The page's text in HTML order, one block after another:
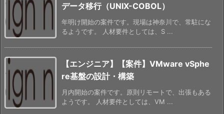
データ移行（UNIX-COBOL）
年明け開始の案件です。現場は神奈川で、常駐にな
るようです。 人材要件としては、S ...
【エンジニア】【案件】VMware vSphe
re基盤の設計・構築
月内開始の案件です。原則リモートで、出張もある
ようです。 人材要件としては、VM ...